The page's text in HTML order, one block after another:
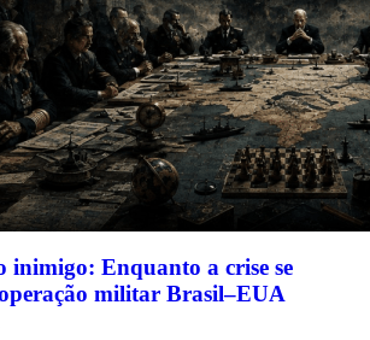
inimigo: Enquanto a crise se
militar Brasil–EUA